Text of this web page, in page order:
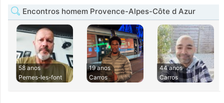
Encontros homem Provence-Alpes-Côte d Azur
58 anos
Pernes-les-font
19 anos
Carros
44 anos
Carros